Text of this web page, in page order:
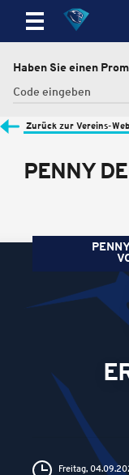
Haben Sie einen
Zurück zur Vereins-
PENNY
Freitag,